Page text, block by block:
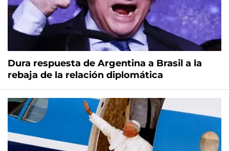
Dura respuesta de Argentina a Brasil a la
rebaja de la relación diplomática